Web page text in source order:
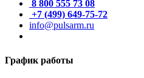
8 800 555 73 08
+7 (499) 649-75-72
info@pulsarm.ru
График работы